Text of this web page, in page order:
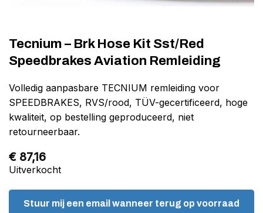
Tecnium – Brk Hose Kit Sst/Red
Speedbrakes Aviation Remleiding
Volledig aanpasbare TECNIUM remleiding voor
SPEEDBRAKES, RVS/rood, TÜV-gecertificeerd, hoge
kwaliteit, op bestelling geproduceerd, niet
retourneerbaar.
€ 87,16
Uitverkocht
Stuur mij een email wanneer terug op voorraad